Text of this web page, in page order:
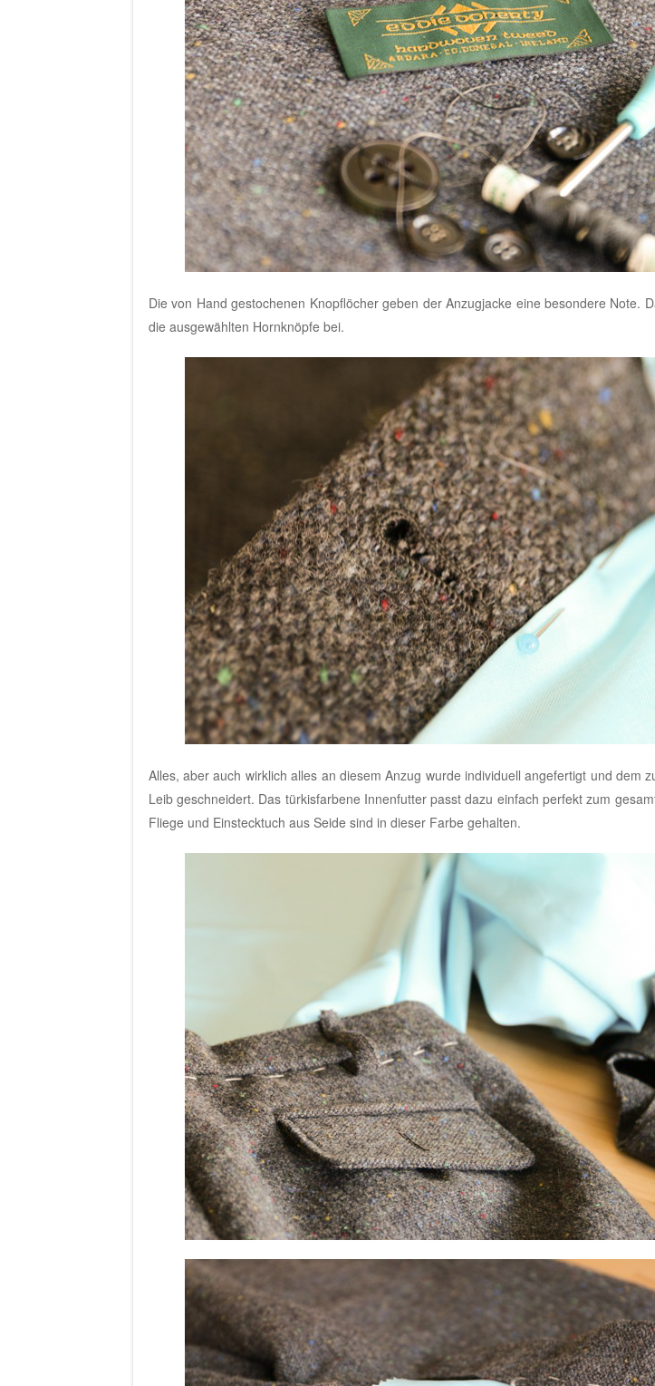
Die von Hand gestochenen Knopflöcher geben der Anzugjacke eine besondere Note.
die ausgewählten Hornknöpfe bei.
Alles, aber auch wirklich alles an diesem Anzug wurde individuell angefertigt und dem
Leib geschneidert. Das türkisfarbene Innenfutter passt dazu einfach perfekt zum
Fliege und Einstecktuch aus Seide sind in dieser Farbe gehalten.